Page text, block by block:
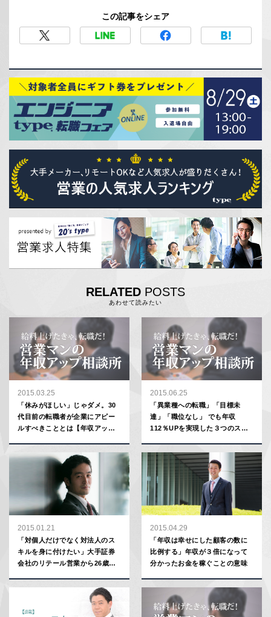
この記事をシェア
RELATED POSTS
あわせて読みたい
2015.03.25
「休みがほしい」じゃダメ。30
代目前の転職者が企業にアピー
ルすべきこととは【年収アップ
2015.06.25
「異業種への転職」「目標未
達」「職位なし」 でも年収
112％UPを実現した３つのステ
2015.01.21
「対個人だけでなく対法人のス
キルを身に付けたい」大手証券
会社のリテール営業から26歳で
2015.04.29
「年収は幸せにした顧客の数に
比例する」年収が３倍になって
分かったお金を稼ぐことの意味